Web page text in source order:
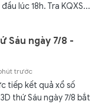
lúc 18h. Tra KQXS...
Sáu ngày 7/8 -
trước
tiếp kết quả xổ số
thứ Sáu ngày 7/8 bắt